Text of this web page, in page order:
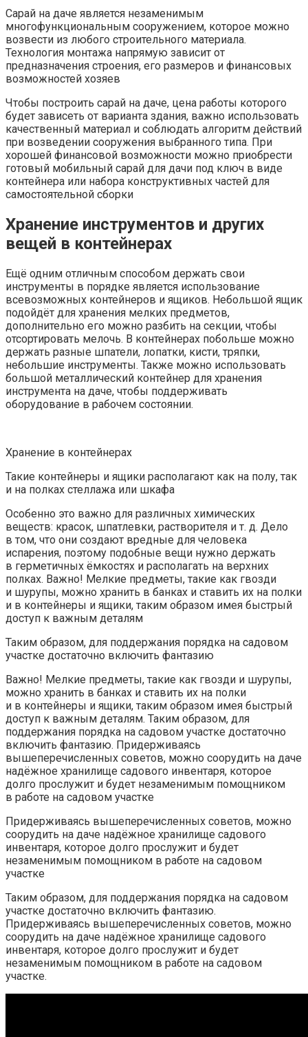
Сарай на даче является незаменимым
многофункциональным сооружением, которое можно
возвести из любого строительного материала.
Технология монтажа напрямую зависит от
предназначения строения, его размеров и финансовых
возможностей хозяев
Чтобы построить сарай на даче, цена работы которого
будет зависеть от варианта здания, важно использовать
качественный материал и соблюдать алгоритм действий
при возведении сооружения выбранного типа. При
хорошей финансовой возможности можно приобрести
готовый мобильный сарай для дачи под ключ в виде
контейнера или набора конструктивных частей для
самостоятельной сборки
Хранение инструментов и других
вещей в контейнерах
Ещё одним отличным способом держать свои
инструменты в порядке является использование
всевозможных контейнеров и ящиков. Небольшой ящик
подойдёт для хранения мелких предметов,
дополнительно его можно разбить на секции, чтобы
отсортировать мелочь. В контейнерах побольше можно
держать разные шпатели, лопатки, кисти, тряпки,
небольшие инструменты. Также можно использовать
большой металлический контейнер для хранения
инструмента на даче, чтобы поддерживать
оборудование в рабочем состоянии.
Хранение в контейнерах
Такие контейнеры и ящики располагают как на полу, так
и на полках стеллажа или шкафа
Особенно это важно для различных химических
веществ: красок, шпатлевки, растворителя и т. д. Дело
в том, что они создают вредные для человека
испарения, поэтому подобные вещи нужно держать
в герметичных ёмкостях и располагать на верхних
полках. Важно! Мелкие предметы, такие как гвозди
и шурупы, можно хранить в банках и ставить их на полки
и в контейнеры и ящики, таким образом имея быстрый
доступ к важным деталям
Таким образом, для поддержания порядка на садовом
участке достаточно включить фантазию
Важно! Мелкие предметы, такие как гвозди и шурупы,
можно хранить в банках и ставить их на полки
и в контейнеры и ящики, таким образом имея быстрый
доступ к важным деталям. Таким образом, для
поддержания порядка на садовом участке достаточно
включить фантазию. Придерживаясь
вышеперечисленных советов, можно соорудить на даче
надёжное хранилище садового инвентаря, которое
долго прослужит и будет незаменимым помощником
в работе на садовом участке
Придерживаясь вышеперечисленных советов, можно
соорудить на даче надёжное хранилище садового
инвентаря, которое долго прослужит и будет
незаменимым помощником в работе на садовом
участке
Таким образом, для поддержания порядка на садовом
участке достаточно включить фантазию.
Придерживаясь вышеперечисленных советов, можно
соорудить на даче надёжное хранилище садового
инвентаря, которое долго прослужит и будет
незаменимым помощником в работе на садовом
участке.